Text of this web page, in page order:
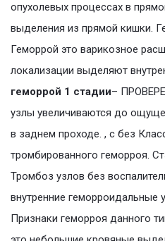
опухолевых процессах в
выделения из прямой кишки.
Геморрой это варикозное
локализации выделяют
геморрой 1 стадии–
узлы увеличиваются до
в заднем проходе. , с без
тромбированного геморроя.
Тромбоз узлов без
внутренние геморроидальные
Признаки геморроя данного